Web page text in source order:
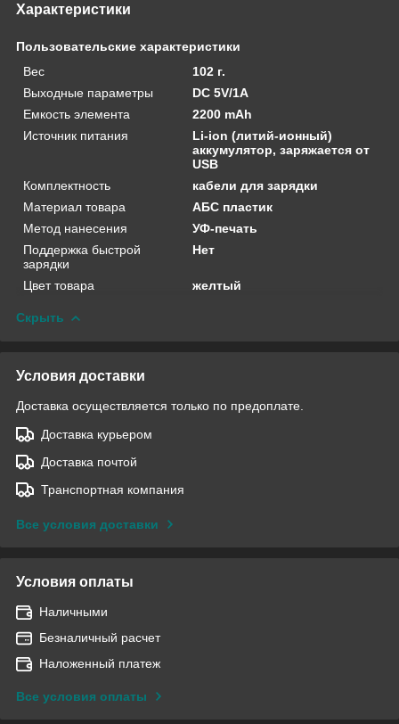
Характеристики
Пользовательские характеристики
Вес
102 г.
Выходные параметры
DC 5V/1A
Емкость элемента
2200 mAh
Источник питания
Li-ion (литий-ионный)
аккумулятор, заряжается от
USB
Комплектность
кабели для зарядки
Материал товара
АБС пластик
Метод нанесения
УФ-печать
Поддержка быстрой
зарядки
Нет
Цвет товара желтый
Скрыть
Условия доставки
Доставка осуществляется только по предоплате.
Доставка курьером
Доставка почтой
Транспортная компания
Все условия доставки
Условия оплаты
Наличными
Безналичный расчет
Наложенный платеж
Все условия оплаты